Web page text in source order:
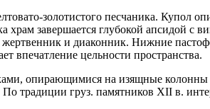
золотистого песчаника. Купол
храм завершается глубокой апсидой
и диаконник. Нижние
впечатление цельности пространства.
опирающимися на изящные
традиции груз. памятников ХII в.